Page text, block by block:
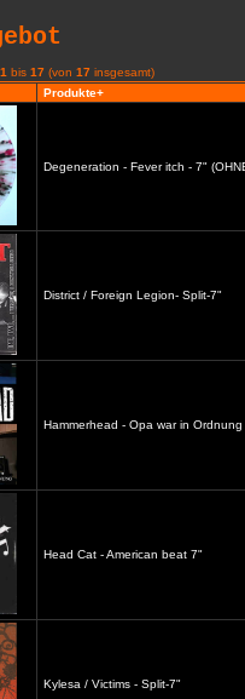
1 bis 17 (von 17 insgesamt)
Produkte+
Degeneration - Fever itch - 7"
District / Foreign Legion- Split-7"
Hammerhead - Opa war in
Head Cat - American beat 7"
Kylesa / Victims - Split-7"